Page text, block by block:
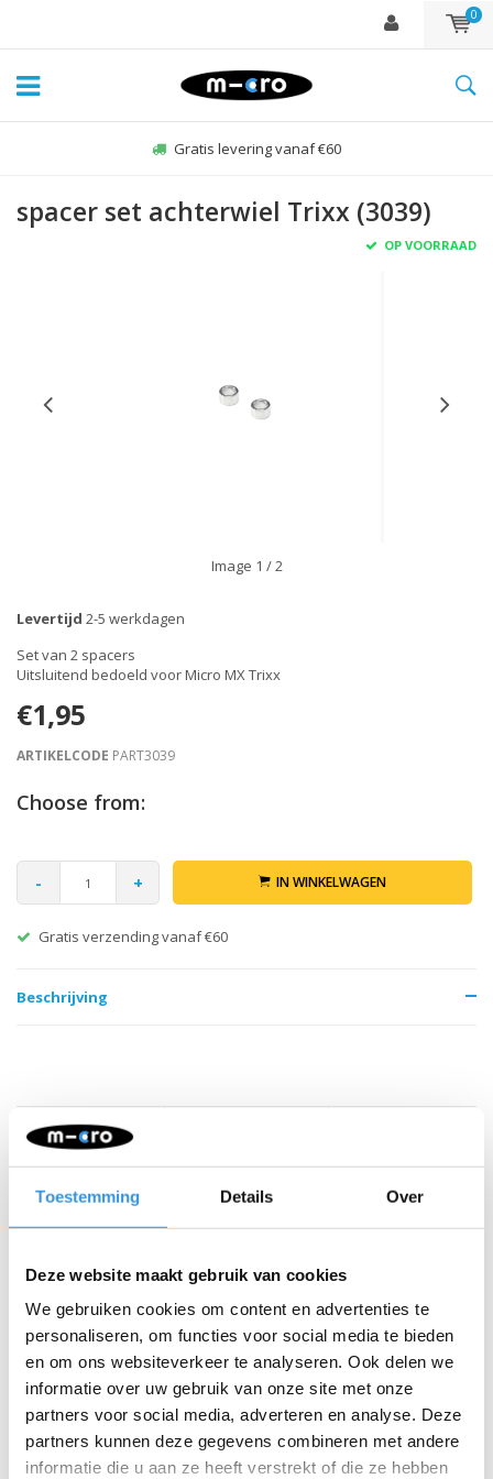
Toestemming Details Over
Deze website maakt gebruik van cookies
We gebruiken cookies om content en advertenties te
personaliseren, om functies voor social media te bieden
en om ons websiteverkeer te analyseren. Ook delen we
informatie over uw gebruik van onze site met onze
partners voor social media, adverteren en analyse. Deze
partners kunnen deze gegevens combineren met andere
informatie die u aan ze heeft verstrekt of die ze hebben
0
Gratis levering vanaf €60
spacer set achterwiel Trixx (3039)
OP VOORRAAD
Image 1 / 2
Levertijd 2-5 werkdagen
Set van 2 spacers
Uitsluitend bedoeld voor Micro MX Trixx
€1,95
ARTIKELCODE PART3039
Choose from:
- + IN WINKELWAGEN
Gratis verzending vanaf €60
Beschrijving
Iets extra's erbij?